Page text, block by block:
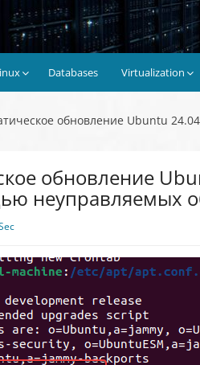
Databases Virtualization
обновление Ubuntu
обновление
неуправляемых